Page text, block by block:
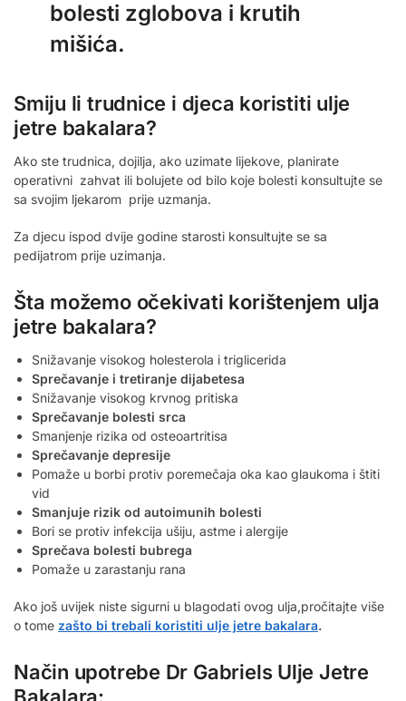
bolesti zglobova i krutih
mišića.
Smiju li trudnice i djeca koristiti ulje
jetre bakalara?
Ako ste trudnica, dojilja, ako uzimate lijekove, planirate
operativni zahvat ili bolujete od bilo koje bolesti konsultujte se
sa svojim ljekarom prije uzmanja.
Za djecu ispod dvije godine starosti konsultujte se sa
pedijatrom prije uzimanja.
Šta možemo očekivati korištenjem ulja
jetre bakalara?
Snižavanje visokog holesterola i triglicerida
Sprečavanje i tretiranje dijabetesa
Snižavanje visokog krvnog pritiska
Sprečavanje bolesti srca
Smanjenje rizika od osteoartritisa
Sprečavanje depresije
Pomaže u borbi protiv poremečaja oka kao glaukoma i štiti
vid
Smanjuje rizik od autoimunih bolesti
Bori se protiv infekcija ušiju, astme i alergije
Sprečava bolesti bubrega
Pomaže u zarastanju rana
Ako još uvijek niste sigurni u blagodati ovog ulja,pročitajte više
o tome zašto bi trebali koristiti ulje jetre bakalara.
Način upotrebe Dr Gabriels Ulje Jetre